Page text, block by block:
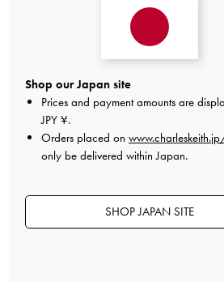
とても気に入っていましたが
普通に履いていたのにかかとのゴムが
近くの靴修理のお店で直してもらったが
まだ2ヶ月も履いてないのでショックで
デザイン
とてもよかった
Shop our Japan site
Prices and payment amounts are
JPY ¥.
Orders placed on
only be delivered within Japan.
SHOP JAPAN SITE